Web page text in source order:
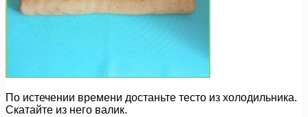
По истечении времени достаньте тесто из холодильника.
Скатайте из него валик.